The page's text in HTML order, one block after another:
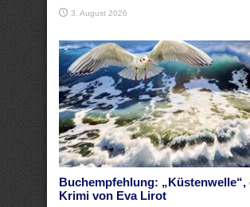
3. August 2026
Buchempfehlung: „Küstenwelle“,
Krimi von Eva Lirot